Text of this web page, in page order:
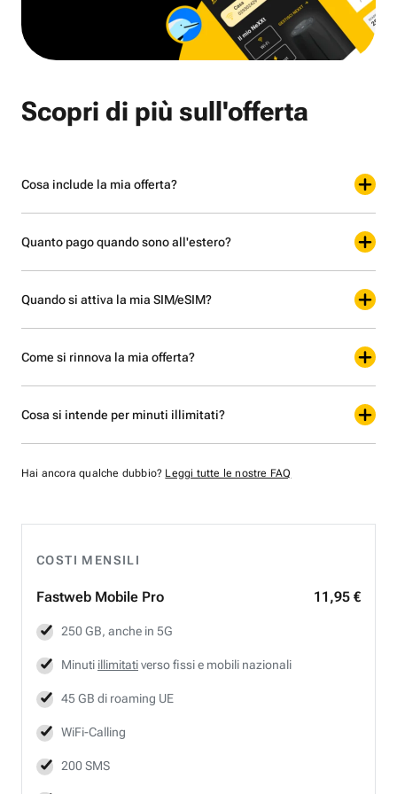
COSTI MENSILI
Fastweb Mobile Pro 11,95 €
250 GB, anche in 5G
Minuti illimitativerso fissi e mobili nazionali
45 GB di roaming UE
WiFi-Calling
200 SMS
Scopri di più sull'offerta
Cosa include la mia offerta?
Quanto pago quando sono all'estero?
Quando si attiva la mia SIM/eSIM?
Come si rinnova la mia offerta?
Cosa si intende per minuti illimitati?
Hai ancora qualche dubbio? Leggi tutte le nostre FAQ